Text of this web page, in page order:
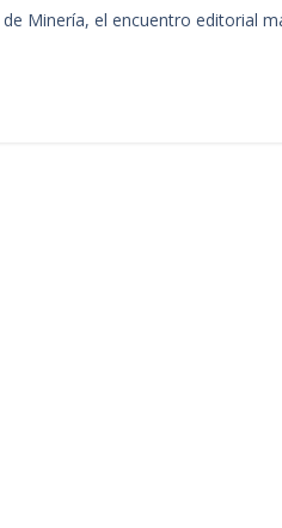
Minería, el encuentro editorial